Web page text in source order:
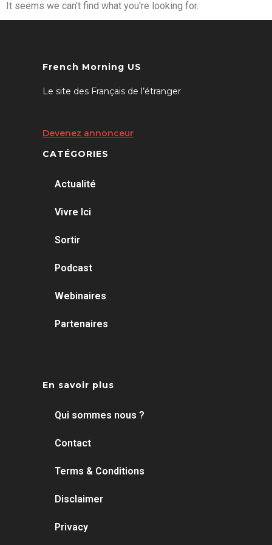
It seems we can't find what you're looking for.
French Morning US
Le site des Français de l’étranger
Devenez annonceur
CATÉGORIES
Actualité
Vivre Ici
Sortir
Podcast
Webinaires
Partenaires
En savoir plus
Qui sommes nous ?
Contact
Terms & Conditions
Disclaimer
Privacy